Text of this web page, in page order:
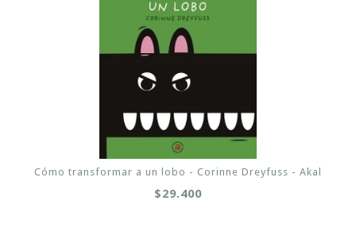
Cómo transformar a un lobo - Corinne Dreyfuss - Akal
$29.400